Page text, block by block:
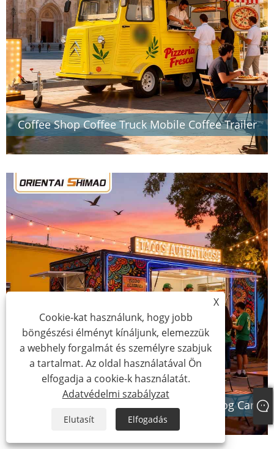
Coffee Shop Coffee Truck Mobile Coffee Trailer
Fast Food Food Trailer Food Truck
Mobil Catering Trailer Street Food Hot Dog Cart
Teljesen felszerelt élelmiszer-utánfutó Food Truck
X
Cookie-kat használunk, hogy jobb
böngészési élményt kínáljunk, elemezzük
a webhely forgalmát és személyre szabjuk
a tartalmat. Az oldal használatával Ön
elfogadja a cookie-k használatát.
Adatvédelmi szabályzat
Elutasít Elfogadás